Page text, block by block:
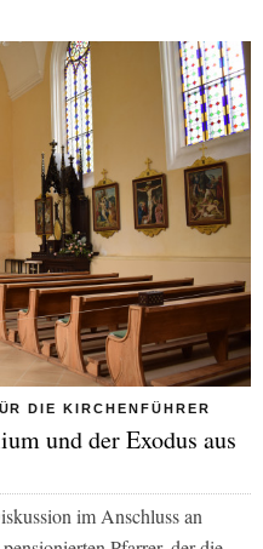
DIE KIRCHENFÜHRER
und der Exodus aus
im Anschluss an